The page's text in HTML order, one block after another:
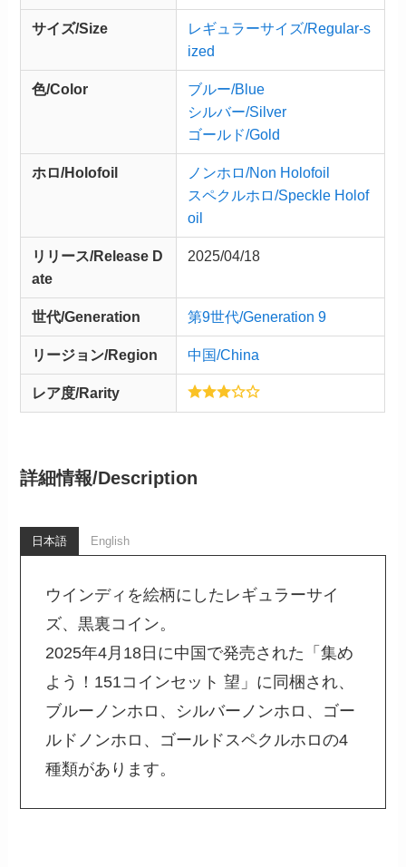
サイズ/Size
レギュラーサイズ/Regular-s
ized
色/Color
ブルー/Blue
シルバー/Silver
ゴールド/Gold
ホロ/Holofoil
ノンホロ/Non Holofoil
スペクルホロ/Speckle Holof
oil
リリース/Release D
ate
2025/04/18
世代/Generation 第9世代/Generation 9
リージョン/Region 中国/China
レア度/Rarity
詳細情報/Description
日本語 English
ウインディを絵柄にしたレギュラーサイ
ズ、黒裏コイン。
2025年4月18日に中国で発売された「集め
よう！151コインセット 望」に同梱され、
ブルーノンホロ、シルバーノンホロ、ゴー
ルドノンホロ、ゴールドスペクルホロの4
種類があります。